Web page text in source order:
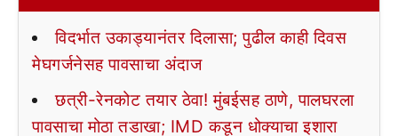
विदर्भात उकाड्यानंतर दिलासा; पुढील काही दिवस
मेघगर्जनेसह पावसाचा अंदाज
छत्री-रेनकोट तयार ठेवा! मुंबईसह ठाणे, पालघरला
पावसाचा मोठा तडाखा; IMD कडून धोक्याचा इशारा